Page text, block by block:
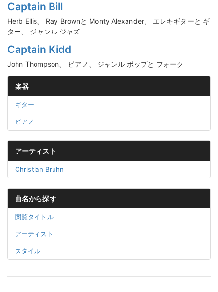
Captain Bill
Herb Ellis、 Ray Brownと Monty Alexander、 エレキギターと ギ
ター、 ジャンル ジャズ
Captain Kidd
John Thompson、 ピアノ、 ジャンル ポップと フォーク
楽器
ギター
ピアノ
アーティスト
Christian Bruhn
曲名から探す
閲覧タイトル
アーティスト
スタイル